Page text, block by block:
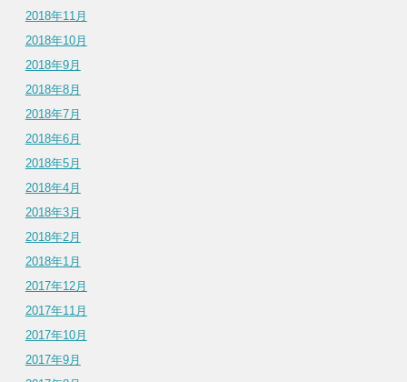
2018年11月
2018年10月
2018年9月
2018年8月
2018年7月
2018年6月
2018年5月
2018年4月
2018年3月
2018年2月
2018年1月
2017年12月
2017年11月
2017年10月
2017年9月